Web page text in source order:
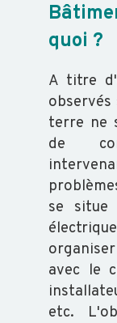
quoi ?
A titre
terre ne
de
se situe
avec le
etc.